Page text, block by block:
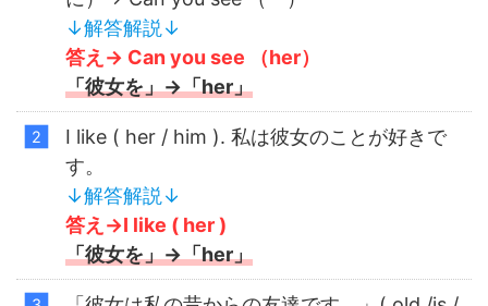
↓解答解説↓
答え→ Can you see （her）
「彼女を」→「her」
I like ( her / him ). 私は彼女のことが好きで
す。
↓解答解説↓
答え→I like ( her )
「彼女を」→「her」